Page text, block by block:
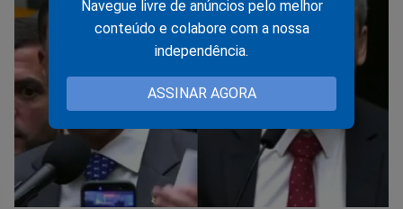
Navegue livre de anúncios pelo melhor
conteúdo e colabore com a nossa
independência.
ASSINAR AGORA